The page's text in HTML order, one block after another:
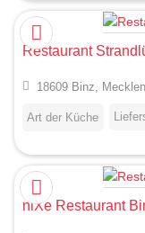
Restaurant
18609 Binz,
Art der Küche
niXe Restaurant